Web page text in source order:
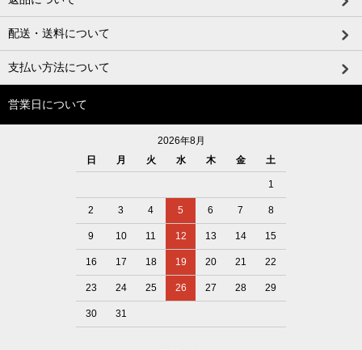
配送・送料について
支払い方法について
営業日について
2026年8月
日
月 火 水 木 金 土
1
2 3 4 5 6 7 8
9 10 11 12 13 14 15
16 17 18 19 20 21 22
23 24 25 26 27 28 29
30 31